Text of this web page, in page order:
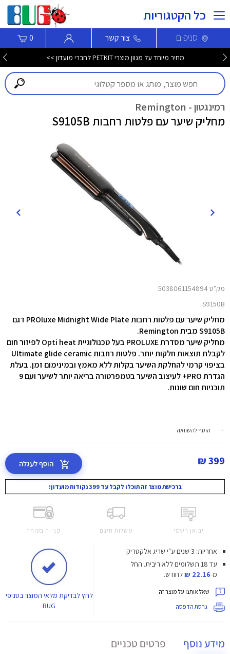
כל הקטגוריות
סניפים צור קשר 0
מחיר מיוחד על מגוון מוצרי PETKIT לחברי מועדון >>
רמינגטון - Remington
מחליק שיער עם פלטות רחבות S9105B
מק"ט 5038061154894
S9150B
מחליק שיער עם פלטות רחבות PROluxe Midnight Wide Plate דגם
S9105B מבית Remington.
מחליק שיער מסדרת PROLUXE בעל טכנולוגיית Opti heat לפיזור חום
לקבלת תוצאות חלקות יותר. פלטות רחבות Ultimate glide ceramic
בציפוי קרמי להחלקת השיער בקלות ללא מאמץ ובמינימום זמן. בעלת
הגדרת PRO+ לעיצוב השיער בטמפרטורה בריאה יותר לשיער ועם 9
תוכניות חום שונות.
הוסף להשוואה
399 ₪ הוסף לעגלה
ברכישת מוצר זה תוכלו לקבל עד 399 נקודות מועדון!
יבואן רשמי משלוח חינם קנייה בטוחה
אחריות: 3 שנים ע"י שריג אלקטריק
עד 18 תשלומים ללא ריבית.
החל
מ-22.16 ₪ לחודש.
שאל אותנו על מוצר זה
גרסת הדפסה
לחץלבדיקת מלאי המוצר בסניפי
BUG
מידע נוסף פרטים טכניים